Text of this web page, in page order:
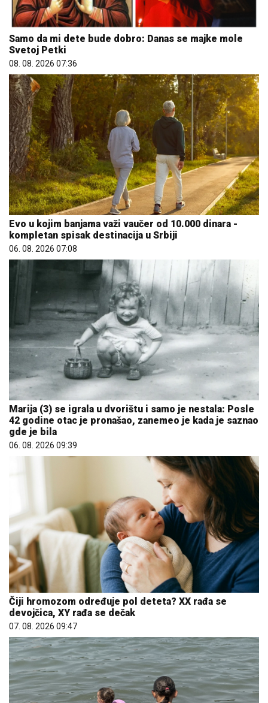
Samo da mi dete bude dobro: Danas se majke mole
Svetoj Petki
08. 08. 2026 07:36
Evo u kojim banjama važi vaučer od 10.000 dinara -
kompletan spisak destinacija u Srbiji
06. 08. 2026 07:08
Marija (3) se igrala u dvorištu i samo je nestala: Posle
42 godine otac je pronašao, zanemeo je kada je saznao
gde je bila
06. 08. 2026 09:39
Čiji hromozom određuje pol deteta? XX rađa se
devojčica, XY rađa se dečak
07. 08. 2026 09:47